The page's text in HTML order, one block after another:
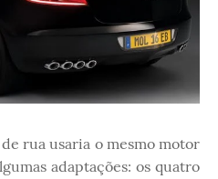
rua usaria o mesmo motor
adaptações: os quatro